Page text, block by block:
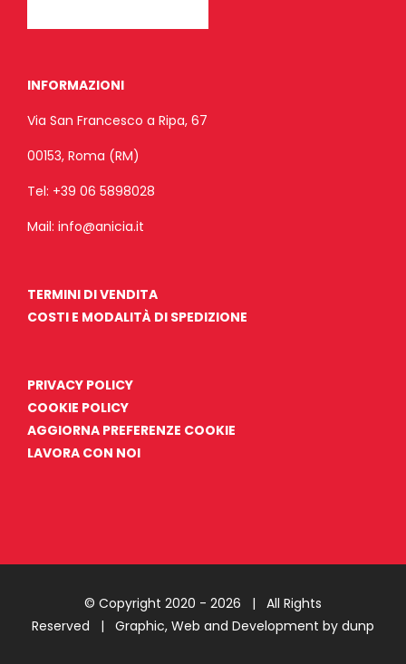
INFORMAZIONI
Via San Francesco a Ripa, 67
00153, Roma (RM)
Tel: +39 06 5898028
Mail: info@anicia.it
TERMINI DI VENDITA
COSTI E MODALITÀ DI SPEDIZIONE
PRIVACY POLICY
COOKIE POLICY
AGGIORNA PREFERENZE COOKIE
LAVORA CON NOI
© Copyright 2020 - 2026 | All Rights
Reserved | Graphic, Web and Development by dunp